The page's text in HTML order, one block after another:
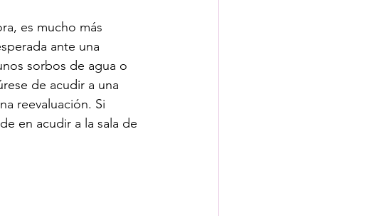
es mucho más
ante una
sorbos de agua o
de acudir a una
reevaluación. Si
en acudir a la sala de